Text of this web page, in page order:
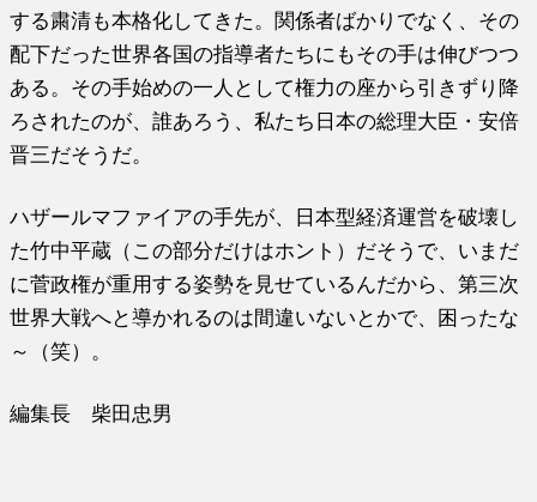
する粛清も本格化してきた。関係者ばかりでなく、その
配下だった世界各国の指導者たちにもその手は伸びつつ
ある。その手始めの一人として権力の座から引きずり降
ろされたのが、誰あろう、私たち日本の総理大臣・安倍
晋三だそうだ。
ハザールマファイアの手先が、日本型経済運営を破壊し
た竹中平蔵（この部分だけはホント）だそうで、いまだ
に菅政権が重用する姿勢を見せているんだから、第三次
世界大戦へと導かれるのは間違いないとかで、困ったな
～（笑）。
編集長 柴田忠男